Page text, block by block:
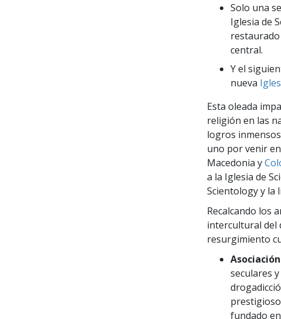
Solo una
Iglesia de
central.
Y el
nueva
Esta oleada
religión en las
logros
uno por venir
Macedonia y
a la Iglesia de
Scientology y la
Recalcando los
intercultural del
resurgimiento
seculares
fundado